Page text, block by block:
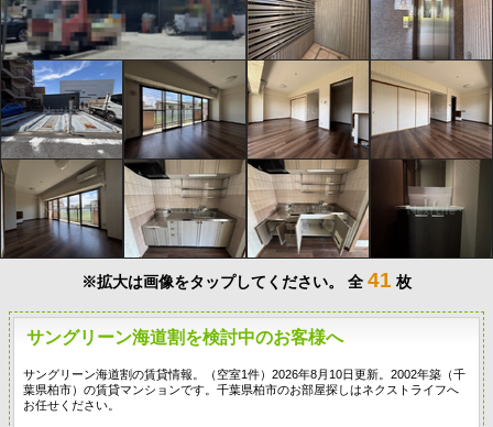
※拡大は画像をタップしてください。 全 41 枚
サングリーン海道割を検討中のお客様へ
サングリーン海道割の賃貸情報。（空室1件）2026年8月10日更新。2002年築（千
葉県柏市）の賃貸マンションです。千葉県柏市のお部屋探しはネクストライフへ
お任せください。